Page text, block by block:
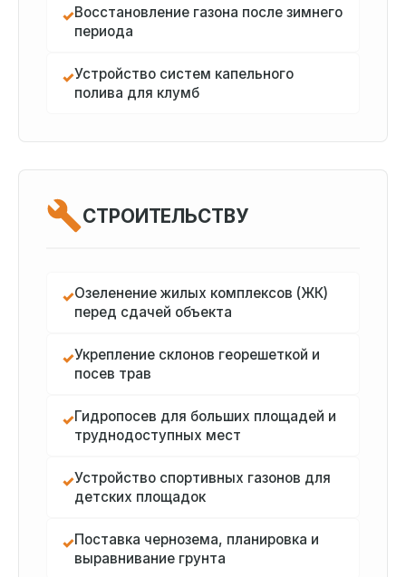
✓Восстановление газона после зимнего
периода
✓Устройство систем капельного
полива для клумб
СТРОИТЕЛЬСТВУ
✓Озеленение жилых комплексов (ЖК)
перед сдачей объекта
✓Укрепление склонов георешеткой и
посев трав
✓Гидропосев для больших площадей и
труднодоступных мест
✓Устройство спортивных газонов для
детских площадок
✓Поставка чернозема, планировка и
выравнивание грунта